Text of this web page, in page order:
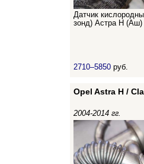
Датчик
зонд) Астра Н (Аш)
2710–5850 руб.
Opel Astra H /
2004-2014 гг.